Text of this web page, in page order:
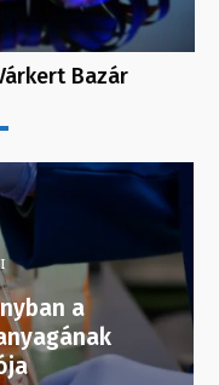
Bazár
a